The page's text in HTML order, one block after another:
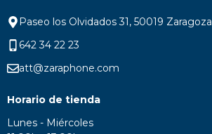
Paseo los Olvidados 31, 50019 Zaragoza
642 34 22 23
att@zaraphone.com
Horario de tienda
Lunes - Miércoles